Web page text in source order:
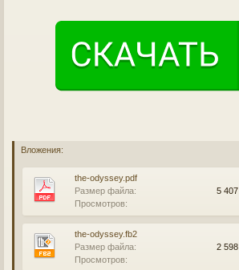
Вложения:
the-odyssey.pdf
Размер файла:
5
Просмотров:
the-odyssey.fb2
Размер файла:
2
Просмотров: